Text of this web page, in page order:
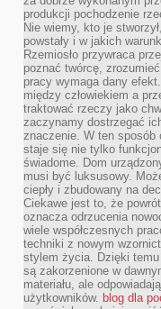
produkcji pochodzenie
Nie wiemy, kto je
powstały i w jakich
Rzemiosło przywraca
poznać twórcę,
pracy wymaga dany
między człowiekiem a
traktować rzeczy jako
zaczynamy dostrzegać
znaczenie. W ten sposób
staje się nie tylko
świadome. Dom
musi być luksusowy.
ciepły i zbudowany na
Ciekawe jest to, że
oznacza odrzucenia
wiele współczesnych
techniki z nowym
stylem życia. Dzięki
są zakorzenione w
materiału, ale
użytkowników. blog dla